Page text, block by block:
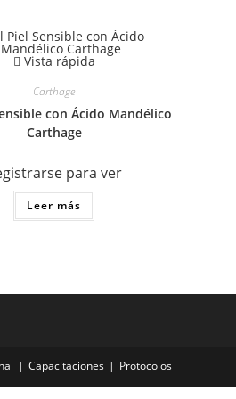
Vista rápida
Carthage
con Ácido Mandélico
Carthage
para ver
Leer más
Capacitaciones Protocolos